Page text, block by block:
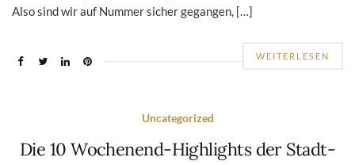
Also sind wir auf Nummer sicher gegangen, […]
WEITERLESEN
Uncategorized
Die 10 Wochenend-Highlights der Stadt-